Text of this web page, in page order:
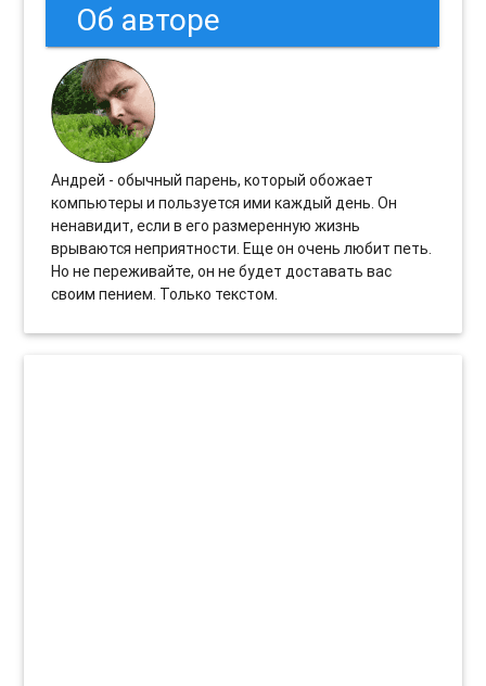
Об авторе
Андрей - обычный парень, который обожает
компьютеры и пользуется ими каждый день. Он
ненавидит, если в его размеренную жизнь
врываются неприятности. Еще он очень любит петь.
Но не переживайте, он не будет доставать вас
своим пением. Только текстом.